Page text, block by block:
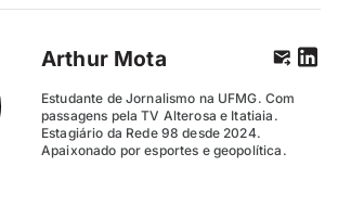
Arthur Mota
Estudante de Jornalismo na UFMG. Com
passagens pela TV Alterosa e Itatiaia.
Estagiário da Rede 98 desde 2024.
Apaixonado por esportes e geopolítica.